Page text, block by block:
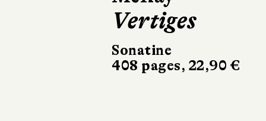
d’Alep
Récamier
256 pages, 21 €